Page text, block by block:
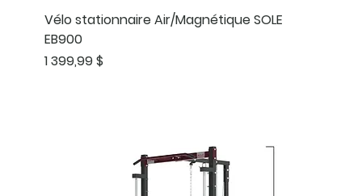
Vélo stationnaire Air/Magnétique SOLE
EB900
Prix
1 399,99 $